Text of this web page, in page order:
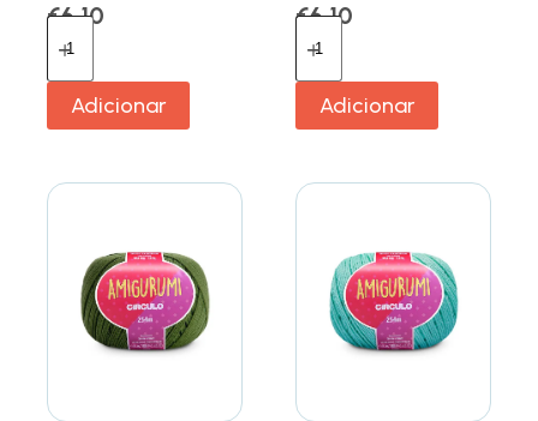
€6.10
Adicionar
€6.10
Adicionar